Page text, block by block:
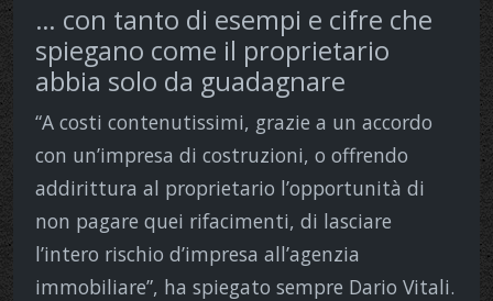
… con tanto di esempi e cifre che
spiegano come il proprietario
abbia solo da guadagnare
“A costi contenutissimi, grazie a un accordo
con un’impresa di costruzioni, o offrendo
addirittura al proprietario l’opportunità di
non pagare quei rifacimenti, di lasciare
l’intero rischio d’impresa all’agenzia
immobiliare”, ha spiegato sempre Dario Vitali.